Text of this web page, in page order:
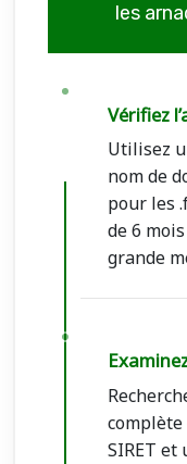
les
Vérifiez
Utilisez
nom de
pour les
de 6
grande
complète
SIRET et